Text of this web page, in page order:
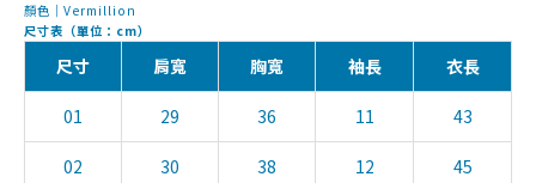
顏色｜Vermillion
尺寸表（單位：cm）
尺寸 肩寬 胸寬 袖長 衣長
01 29 36 11 43
02 30 38 12 45